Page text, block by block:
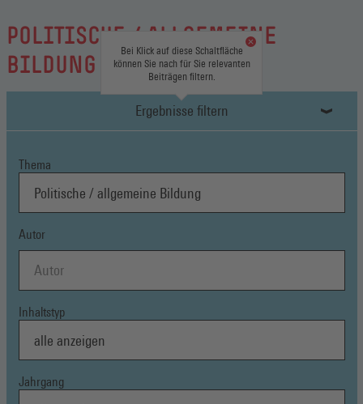
POLITISCHE / ALLGEMEINE
BILDUNG
Ergebnisse filtern
Bei Klick auf diese Schaltfläche
können Sie nach für Sie relevanten
Beiträgen filtern.
Thema
Autor
Inhaltstyp
Jahrgang